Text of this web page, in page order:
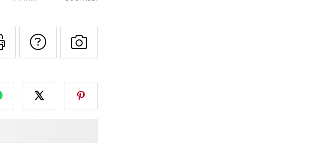
esta receta a un amigo
Imprimir esta página
Preguntar al autor
Publicar la foto de esta receta